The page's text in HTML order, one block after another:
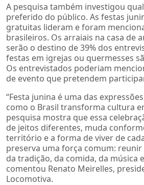
A pesquisa também investigou
preferido do público. As festas
gratuitas lideram e foram
brasileiros. Os arraiais na casa de
serão o destino de 39% dos
festas em igrejas ou quermesses
Os entrevistados poderiam
de evento que pretendem
“Festa junina é uma das
como o Brasil transforma cultura
pesquisa mostra que essa
de jeitos diferentes, muda
território e a forma de viver de
preserva uma força comum:
da tradição, da comida, da música
comentou Renato Meirelles,
Locomotiva.